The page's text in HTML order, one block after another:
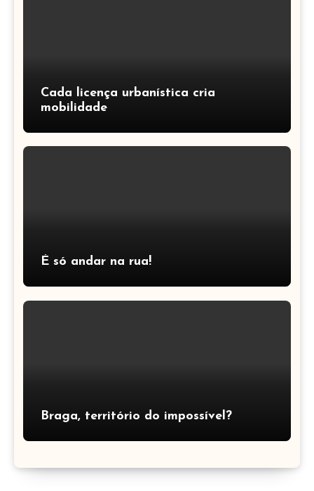
Cada licença urbanística cria
mobilidade
É só andar na rua!
Braga, território do impossível?